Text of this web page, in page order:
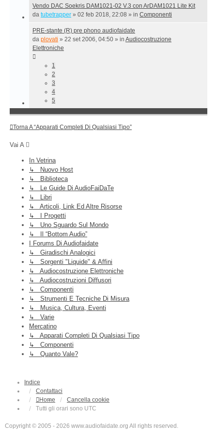
Vendo DAC Soekris DAM1021-02 V.3 con ArDAM1021 Lite Kit
da tubetrapper » 02 feb 2018, 22:08 » in Componenti
PRE-stante (R) pre phono audiofaidate
da plovati » 22 set 2006, 04:50 » in Audiocostruzione
Elettroniche
1
2
3
4
5
Torna A “Apparati Completi Di Qualsiasi Tipo”
Vai A
In Vetrina
↳ Nuovo Host
↳ Biblioteca
↳ Le Guide Di AudioFaiDaTe
↳ Libri
↳ Articoli, Link Ed Altre Risorse
↳ I Progetti
↳ Uno Sguardo Sul Mondo
↳ Il “Bottom Audio”
I Forums Di Audiofaidate
↳ Giradischi Analogici
↳ Sorgenti "liquide" & Affini
↳ Audiocostruzione Elettroniche
↳ Audiocostruzioni Diffusori
↳ Componenti
↳ Strumenti E Tecniche Di Misura
↳ Musica, Cultura, Eventi
↳ Varie
Mercatino
↳ Apparati Completi Di Qualsiasi Tipo
↳ Componenti
↳ Quanto Vale?
Indice
Contattaci
Home
Cancella cookie
Tutti gli orari sono UTC
Copyright © 2005 - 2026 www.audiofaidate.org All rights reserved.